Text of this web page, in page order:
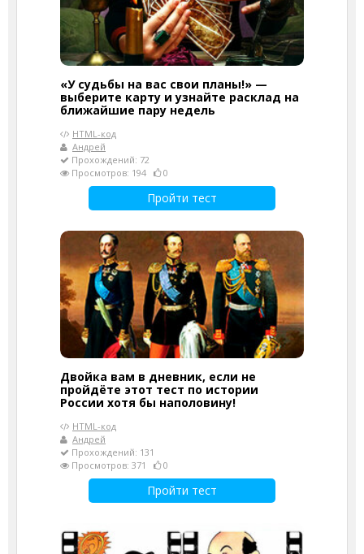
«У судьбы на вас свои планы!» —
выберите карту и узнайте расклад на
ближайшие пару недель
HTML-код
Андрей
Прохождений: 72
Просмотров: 194
0
Пройти тест
Двойка вам в дневник, если не
пройдёте этот тест по истории
России хотя бы наполовину!
HTML-код
Андрей
Прохождений: 131
Просмотров: 371
0
Пройти тест